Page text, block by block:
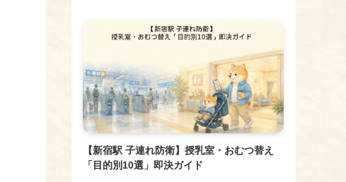
【新宿駅 子連れ防衛】授乳室・おむつ替え
「目的別10選」即決ガイド